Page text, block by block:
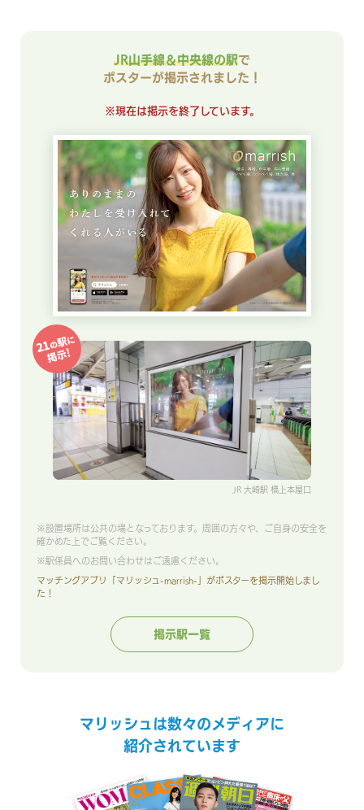
JR山手線＆中央線の駅で
ポスターが掲示されました！
※現在は掲示を終了しています。
JR 大崎駅 橋上本屋口
※設置場所は公共の場となっております。周囲の方々や、ご自身の安全を
確かめた上でご覧ください。
※駅係員へのお問い合わせはご遠慮ください。
マッチングアプリ「マリッシュ-marrish-」がポスターを掲示開始しまし
た！
掲示駅一覧
マリッシュは数々のメディアに
紹介されています